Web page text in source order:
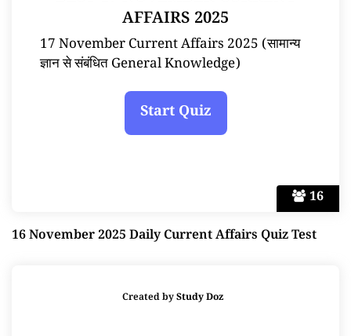
16
AFFAIRS 2025
17 November Current Affairs 2025 (सामान्य
ज्ञान से संबंधित General Knowledge)
16 November 2025 Daily Current Affairs Quiz Test
Created byStudy Doz